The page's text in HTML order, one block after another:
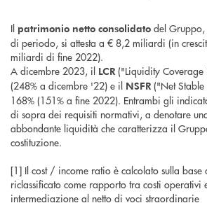
Il patrimonio netto consolidato del Gruppo,
di periodo, si attesta a € 8,2 miliardi (in
miliardi di fine 2022).
A dicembre 2023, il LCR ("Liquidity
(248% a dicembre '22) e il NSFR ("Net
168% (151% a fine 2022). Entrambi gli
di sopra dei requisiti normativi, a denotare
abbondante liquidità che caratterizza il
costituzione.
[1] Il cost / income ratio è calcolato sulla base
riclassificato come rapporto tra costi operativi
intermediazione al netto di voci straordinarie